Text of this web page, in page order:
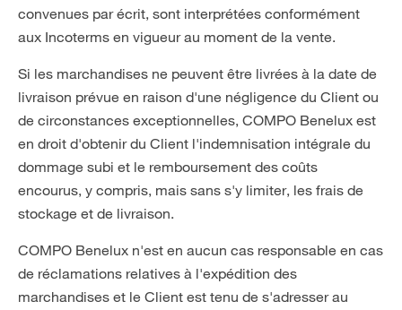
convenues par écrit, sont interprétées conformément
aux Incoterms en vigueur au moment de la vente.
Si les marchandises ne peuvent être livrées à la date de
livraison prévue en raison d'une négligence du Client ou
de circonstances exceptionnelles, COMPO Benelux est
en droit d'obtenir du Client l'indemnisation intégrale du
dommage subi et le remboursement des coûts
encourus, y compris, mais sans s'y limiter, les frais de
stockage et de livraison.
COMPO Benelux n'est en aucun cas responsable en cas
de réclamations relatives à l'expédition des
marchandises et le Client est tenu de s'adresser au